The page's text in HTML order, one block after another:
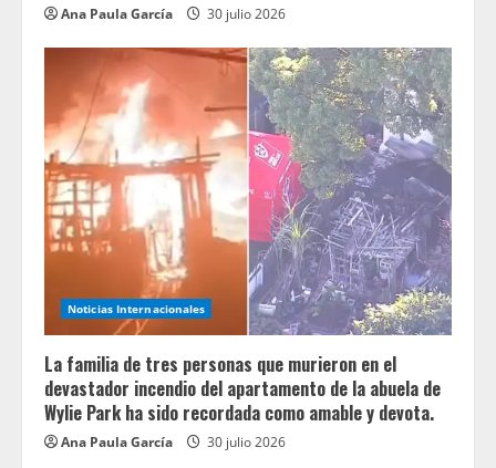
Ana Paula García 30 julio 2026
Noticias Internacionales
La familia de tres personas que murieron en el
devastador incendio del apartamento de la abuela de
Wylie Park ha sido recordada como amable y devota.
Ana Paula García 30 julio 2026